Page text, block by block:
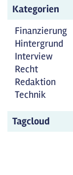
Kategorien
Finanzierung
Hintergrund
Interview
Recht
Redaktion
Technik
Tagcloud